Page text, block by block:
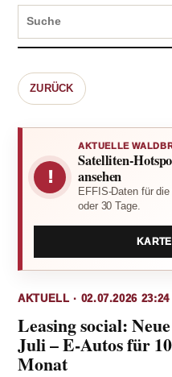
ZURÜCK
!
AKTUELLE
Satelliten-
ansehen
EFFIS-Daten für
oder 30 Tage.
AKTUELL · 02.07.2026 23:24
Leasing social:
Juli – E-Autos für
Monat